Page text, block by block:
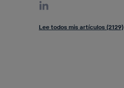
Lee todos mis artículos (2129)